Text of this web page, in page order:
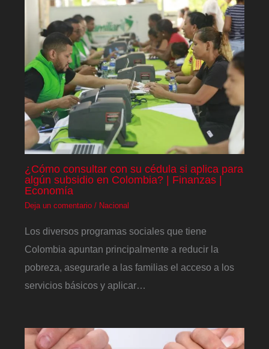
¿Cómo consultar con su cédula si aplica para
algún subsidio en Colombia? | Finanzas |
Economía
Deja un comentario / Nacional
Los diversos programas sociales que tiene
Colombia apuntan principalmente a reducir la
pobreza, asegurarle a las familias el acceso a los
servicios básicos y aplicar…